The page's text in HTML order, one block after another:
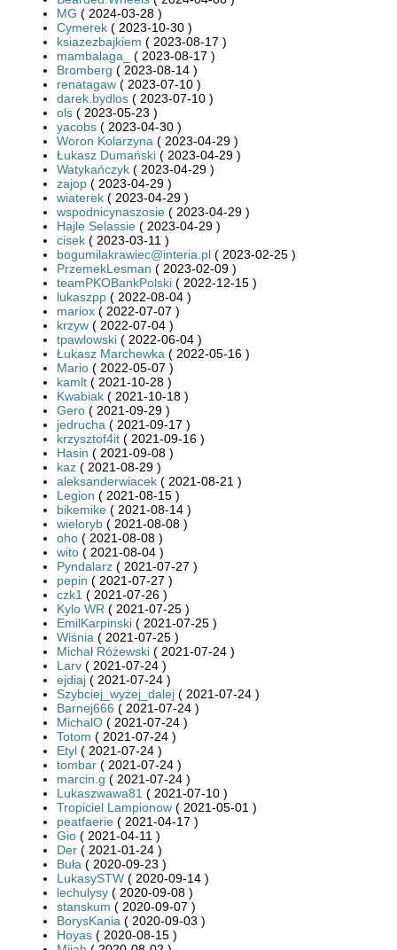
MG ( 2024-03-28 )
Cymerek ( 2023-10-30 )
ksiazezbajkiem ( 2023-08-17 )
mambalaga_
( 2023-08-17 )
Bromberg ( 2023-08-14 )
renatagaw ( 2023-07-10 )
darek.bydlos ( 2023-07-10 )
ols ( 2023-05-23 )
yacobs ( 2023-04-30 )
Woron Kolarzyna ( 2023-04-29 )
Łukasz Dumański ( 2023-04-29 )
Watykańczyk ( 2023-04-29 )
zajop ( 2023-04-29 )
wiaterek ( 2023-04-29 )
wspodnicynaszosie ( 2023-04-29 )
Hajle Selassie ( 2023-04-29 )
cisek ( 2023-03-11 )
bogumilakrawiec@interia.pl ( 2023-02-25 )
PrzemekLesman ( 2023-02-09 )
teamPKOBankPolski ( 2022-12-15 )
lukaszpp ( 2022-08-04 )
mariox ( 2022-07-07 )
krzyw ( 2022-07-04 )
tpawlowski ( 2022-06-04 )
Łukasz Marchewka ( 2022-05-16 )
Mario ( 2022-05-07 )
kamlt ( 2021-10-28 )
Kwabiak ( 2021-10-18 )
Gero ( 2021-09-29 )
jedrucha ( 2021-09-17 )
krzysztof4it ( 2021-09-16 )
Hasin ( 2021-09-08 )
kaz ( 2021-08-29 )
aleksanderwiacek ( 2021-08-21 )
Legion ( 2021-08-15 )
bikemike ( 2021-08-14 )
wieloryb ( 2021-08-08 )
oho ( 2021-08-08 )
wito ( 2021-08-04 )
Pyndalarz ( 2021-07-27 )
pepin ( 2021-07-27 )
czk1 ( 2021-07-26 )
Kylo WR ( 2021-07-25 )
EmilKarpinski ( 2021-07-25 )
Wiśnia ( 2021-07-25 )
Michał Różewski ( 2021-07-24 )
Larv ( 2021-07-24 )
ejdiaj ( 2021-07-24 )
Szybciej_wyżej_dalej ( 2021-07-24 )
Barnej666 ( 2021-07-24 )
MichalO ( 2021-07-24 )
Totom ( 2021-07-24 )
Etyl ( 2021-07-24 )
tombar ( 2021-07-24 )
marcin.g ( 2021-07-24 )
Lukaszwawa81 ( 2021-07-10 )
Tropiciel Lampionow ( 2021-05-01 )
peatfaerie ( 2021-04-17 )
Gio ( 2021-04-11 )
Der ( 2021-01-24 )
Buła ( 2020-09-23 )
LukasySTW ( 2020-09-14 )
lechulysy ( 2020-09-08 )
stanskum ( 2020-09-07 )
BorysKania ( 2020-09-03 )
Hoyas ( 2020-08-15 )